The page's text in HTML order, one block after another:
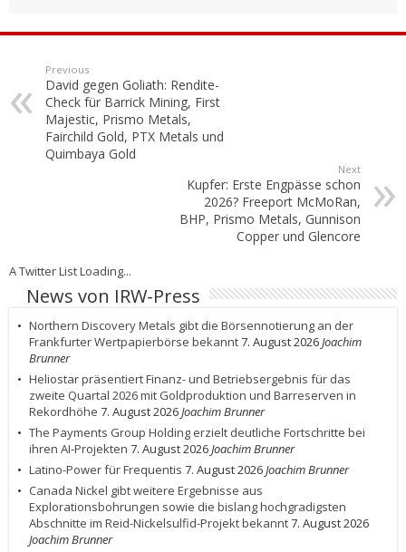
Previous
David gegen Goliath: Rendite-
Check für Barrick Mining, First
Majestic, Prismo Metals,
Fairchild Gold, PTX Metals und
Quimbaya Gold
Next
Kupfer: Erste Engpässe schon
2026? Freeport McMoRan,
BHP, Prismo Metals, Gunnison
Copper und Glencore
A Twitter List Loading...
News von IRW-Press
Northern Discovery Metals gibt die Börsennotierung an der
Frankfurter Wertpapierbörse bekannt7. August 2026Joachim
Brunner
Heliostar präsentiert Finanz- und Betriebsergebnis für das
zweite Quartal 2026 mit Goldproduktion und Barreserven in
Rekordhöhe 7. August 2026Joachim Brunner
The Payments Group Holding erzielt deutliche Fortschritte bei
ihren AI-Projekten 7. August 2026Joachim Brunner
Latino-Power für Frequentis 7. August 2026Joachim Brunner
Canada Nickel gibt weitere Ergebnisse aus
Explorationsbohrungen sowie die bislang hochgradigsten
Abschnitte im Reid-Nickelsulfid-Projekt bekannt7. August 2026
Joachim Brunner